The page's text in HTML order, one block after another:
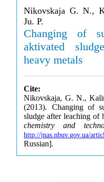
Nikovskaja G. N.,
Ju. P.
Changing of
aktivated
heavy metals
Cite:
Nikovskaja, G. N.,
(2013). Changing of
sludge after leaching of
chemistry and
http://jnas.nbuv.gov.ua/
Russian].